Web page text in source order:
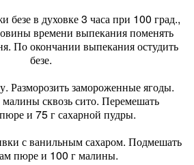
безе в духовке 3 часа при 100 град.,
времени выпекания поменять
По окончании выпекания остудить
безе.
Разморозить замороженные ягоды.
сквозь сито. Перемешать
и 75 г сахарной пудры.
с ванильным сахаром. Подмешать
пюре и 100 г малины.